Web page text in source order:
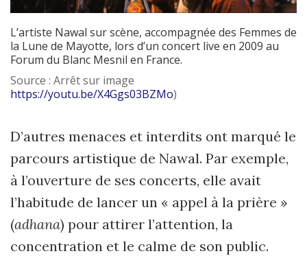
L’artiste Nawal sur scène, accompagnée des Femmes de
la Lune de Mayotte, lors d’un concert live en 2009 au
Forum du Blanc Mesnil en France.
Source : Arrêt sur image
https://youtu.be/X4Ggs03BZMo)
D’autres menaces et interdits ont marqué le
parcours artistique de Nawal. Par exemple,
à l’ouverture de ses concerts, elle avait
l’habitude de lancer un « appel à la prière »
(adhana) pour attirer l’attention, la
concentration et le calme de son public.